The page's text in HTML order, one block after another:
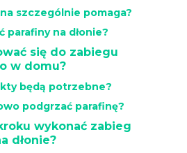
szczególnie pomaga?
parafiny na dłonie?
się do zabiegu
w domu?
będą potrzebne?
podgrzać parafinę?
wykonać zabieg
dłonie?